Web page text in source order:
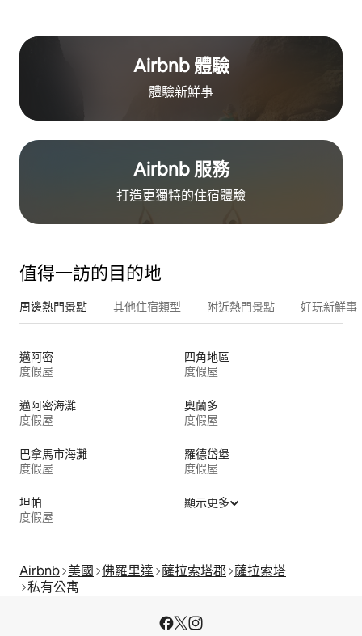
Airbnb 體驗
體驗新鮮事
Airbnb 服務
打造更獨特的住⁠宿⁠體⁠驗
值得一訪的目的地
周邊熱門景點 其他住宿類型 附近熱門景點 好玩新鮮事
邁阿密
度假屋
四角地區
度假屋
邁阿密海灘
度假屋
奧蘭多
度假屋
巴拿馬市海灘
度假屋
羅德岱堡
度假屋
坦帕
度假屋
顯示更多
Airbnb 美國 佛羅里達 薩拉索塔郡 薩拉索塔
私有公寓